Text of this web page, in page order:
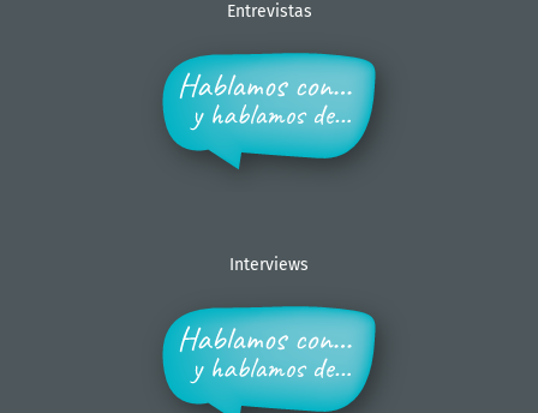
Entrevistas
Interviews